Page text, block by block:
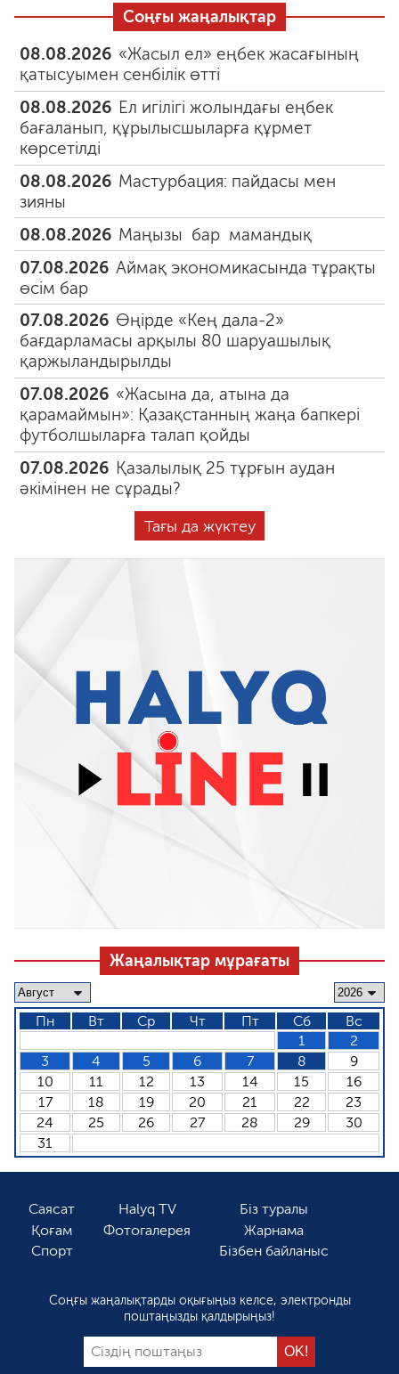
Соңғы жаңалықтар
08.08.2026 «Жасыл ел» еңбек жасағының
қатысуымен сенбілік өтті
08.08.2026 Ел игілігі жолындағы еңбек
бағаланып, құрылысшыларға құрмет
көрсетілді
08.08.2026 Мастурбация: пайдасы мен
зияны
08.08.2026 Маңызы бар мамандық
07.08.2026 Аймақ экономикасында тұрақты
өсім бар
07.08.2026 Өңірде «Кең дала-2»
бағдарламасы арқылы 80 шаруашылық
қаржыландырылды
07.08.2026 «Жасына да, атына да
қарамаймын»: Қазақстанның жаңа бапкері
футболшыларға талап қойды
07.08.2026 Қазалылық 25 тұрғын аудан
әкімінен не сұрады?
Тағы да жүктеу
Жаңалықтар мұрағаты
Пн Вт Ср Чт Пт Сб
Вс
1
2
3
4 5 6 7 8
9
10
11 12 13 14 15
16
17
18 19 20 21 22
23
24
25 26 27 28 29
30
31
Саясат
Қоғам
Спорт
Halyq TV
Фотогалерея
Біз туралы
Жарнама
Бізбен байланыс
Соңғы жаңалықтарды оқығыңыз келсе, электронды
поштаңызды қалдырыңыз!